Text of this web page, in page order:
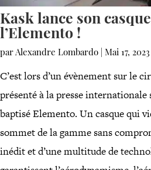
Kask lance son
l’Elemento !
par Alexandre Lombardo Mai 17, 2023
C’est lors d’un évènement sur le
présenté à la presse internationale
baptisé Elemento. Un casque qui
sommet de la gamme sans
inédit et d’une multitude de